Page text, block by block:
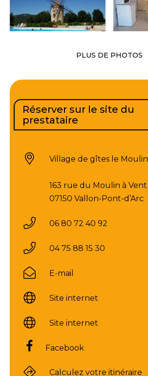
PLUS DE PHOTOS
Réserver sur le site du
prestataire
Village de gîtes le Moulin
163 rue du Moulin à Vent
07150 Vallon-Pont-d’Arc
06 80 72 40 92
04 75 88 15 30
E-mail
Site internet
Site internet
Facebook
Calculez votre itinéraire